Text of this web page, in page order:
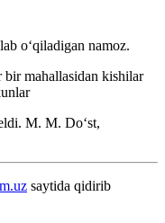
oʻqiladigan namoz.
bir mahallasidan kishilar
M. M. Doʻst,
saytida qidirib